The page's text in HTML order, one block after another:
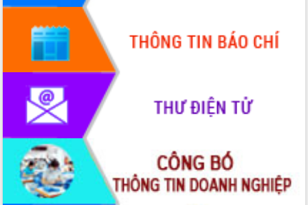
Họp báo thông tin về Hội nghị Công bố
Quy hoạch và Xúc tiến đầu tư tỉnh Đắk
Khơi thông điểm nghẽn, đẩy nhanh
giải ngân vốn khắc phục thiên tai
HĐND tỉnh thông qua điều chỉnh Quy
hoạch tỉnh thời kỳ 2021-2030
Hội thảo góp ý hồ sơ điều chỉnh quy
hoạch tỉnh Đắk Lắk thời kỳ 2021-2030,
tầm nhìn đến năm 2050
Nâng cao hiệu quả hoạt động của các
doanh nghiệp nhà nước
Hội nghị triển khai kết nối mạng